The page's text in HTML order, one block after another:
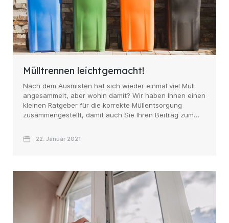
Mülltrennen leichtgemacht!
Nach dem Ausmisten hat sich wieder einmal viel Müll
angesammelt, aber wohin damit? Wir haben Ihnen einen
kleinen Ratgeber für die korrekte Müllentsorgung
zusammengestellt, damit auch Sie Ihren Beitrag zum...
22. Januar 2021